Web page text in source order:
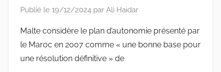
Publié le 19/12/2024 par Ali Haidar
Malte considère le plan d’autonomie présenté par
le Maroc en 2007 comme « une bonne base pour
une résolution définitive » de